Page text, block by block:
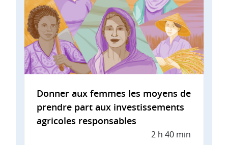
Donner aux femmes les moyens de
prendre part aux investissements
agricoles responsables
2 h 40 min